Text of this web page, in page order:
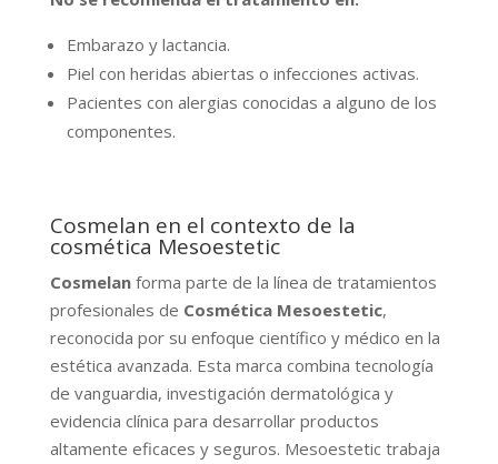
Embarazo y lactancia.
Piel con heridas abiertas o infecciones activas.
Pacientes con alergias conocidas a alguno de los
componentes.
Cosmelan en el contexto de la
cosmética Mesoestetic
Cosmelanforma parte de la línea de tratamientos
profesionales de Cosmética Mesoestetic,
reconocida por su enfoque científico y médico en la
estética avanzada. Esta marca combina tecnología
de vanguardia, investigación dermatológica y
evidencia clínica para desarrollar productos
altamente eficaces y seguros. Mesoestetic trabaja